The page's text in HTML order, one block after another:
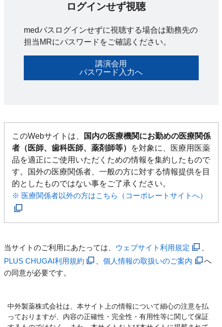
ログインせず視聴
medパスログインせずに視聴する場合は勤務先の
担当MRにパスワードをご確認ください。
講演会用
パスワード入力へ
このWebサイトは、
国内の医療機関にお勤めの医療関係
者（医師、歯科医師、薬剤師等）
を対象に、医療用医薬
品を適正にご使用いただくための情報を集約したもので
す。国外の医療関係者、一般の方に対する情報提供を目
的としたものではない事をご了承ください。
※ 医療関係者以外の方はこちら（コーポレートサイトへ）
当サイトのご利用にあたっては、 ウェブサイト利用規定
PLUS CHUGAI利用規約
、個人情報の取扱いのご案内
へ
の同意が必要です。
中外製薬株式会社は、本サイト上の情報について細心の注意を払
っておりますが、内容の正確性・完全性・有用性等に関して保証